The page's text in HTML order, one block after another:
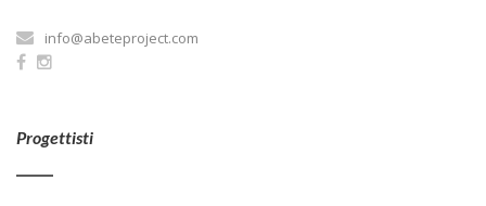
info@abeteproject.com
Progettisti